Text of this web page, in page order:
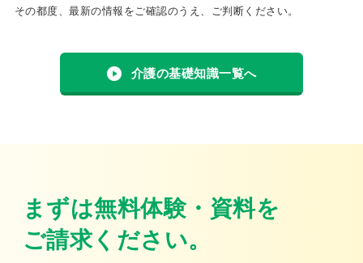
その都度、最新の情報をご確認のうえ、ご判断ください。
介護の基礎知識一覧へ
まずは無料体験・資料を
ご請求ください。